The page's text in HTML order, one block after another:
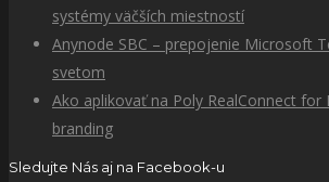
systémy väčších miestností
Anynode SBC – prepojenie Microsoft
svetom
Ako aplikovať na Poly RealConnect for
branding
Sledujte Nás aj na Facebook-u